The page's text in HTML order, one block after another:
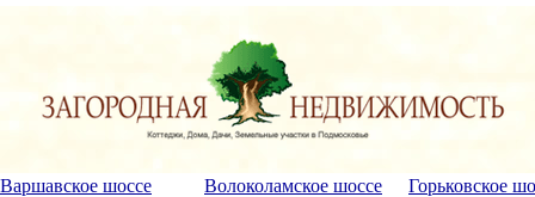
Варшавское шоссе Волоколамское шоссе
Горьковское